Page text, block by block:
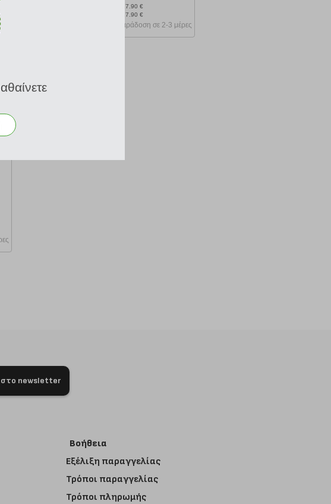
Ελάχιστη 30 ημερών 17.90 €
Προτεινόμενη λιανική 17.90 €
Παράδοση σε 2-3 μέρες
newsletter
Βοήθεια
Εξέλιξη παραγγελίας
Τρόποι παραγγελίας
Τρόποι πληρωμής